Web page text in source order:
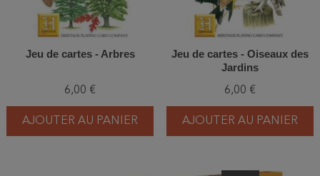
Jeu de cartes - Arbres
6,00 €
AJOUTER AU PANIER
Jeu de cartes - Oiseaux des
Jardins
6,00 €
AJOUTER AU PANIER